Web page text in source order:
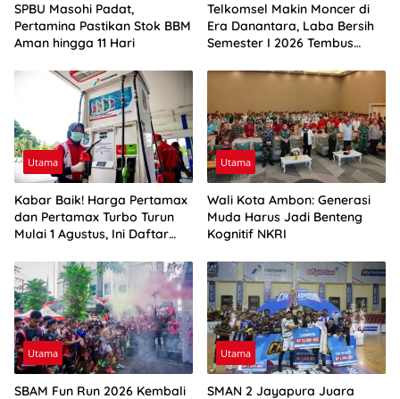
SPBU Masohi Padat,
Pertamina Pastikan Stok BBM
Aman hingga 11 Hari
Telkomsel Makin Moncer di
Era Danantara, Laba Bersih
Semester I 2026 Tembus
Utama
Kabar Baik! Harga Pertamax
dan Pertamax Turbo Turun
Mulai 1 Agustus, Ini Daftar
Utama
Wali Kota Ambon: Generasi
Muda Harus Jadi Benteng
Kognitif NKRI
Utama
SBAM Fun Run 2026 Kembali
Utama
SMAN 2 Jayapura Juara